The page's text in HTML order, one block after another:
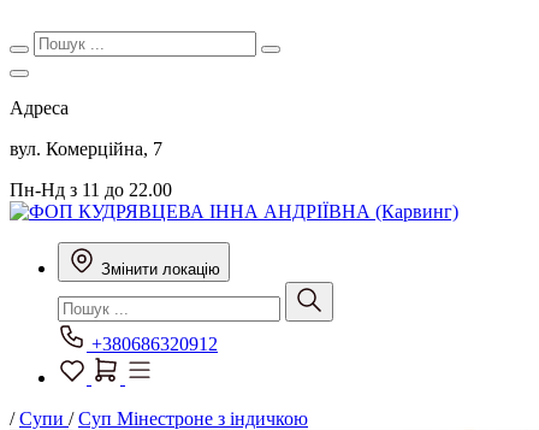
Адреса
вул. Комерційна, 7
Пн-Нд з 11 до 22.00
Змінити локацію
+380686320912
/Супи /Суп Мінестроне з індичкою